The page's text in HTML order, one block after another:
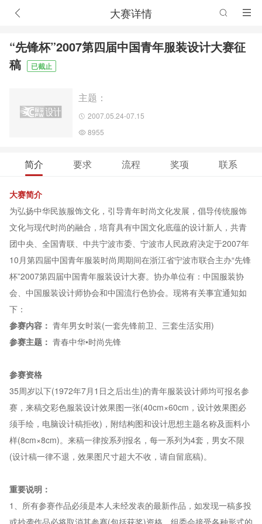
大赛详情
“先锋杯”2007第四届中国青年服装设计大赛征
稿
已截止
主题：
2007.05.24-07.15
8955
简介 要求 流程 奖项 联系
大赛简介
为弘扬中华民族服饰文化，引导青年时尚文化发展，倡导传统服饰
文化与现代时尚的融合，培育具有中国文化底蕴的设计新人，共青
团中央、全国青联、中共宁波市委、宁波市人民政府决定于2007年
10月第四届中国青年服装时尚周期间在浙江省宁波市联合主办“先锋
杯”2007第四届中国青年服装设计大赛。协办单位有：中国服装协
会、中国服装设计师协会和中国流行色协会。现将有关事宜通知如
下：
参赛内容： 青年男女时装(一套先锋前卫、三套生活实用)
参赛主题： 青春中华•时尚先锋
参赛资格
35周岁以下(1972年7月1日之后出生)的青年服装设计师均可报名参
赛，来稿交彩色服装设计效果图一张(40cm×60cm，设计效果图必
须手绘，电脑设计稿拒收)，附结构图和设计思想主题名称及面料小
样(8cm×8cm)。来稿一律按系列报名，每一系列为4套，男女不限
(设计稿一律不退，效果图尺寸超大不收，请自留底稿)。
重要说明：
1、所有参赛作品必须是本人未经发表的最新作品，如发现一稿多投
或抄袭作品必将取消其参赛(包括获奖)资格。组委会接受各种形式的